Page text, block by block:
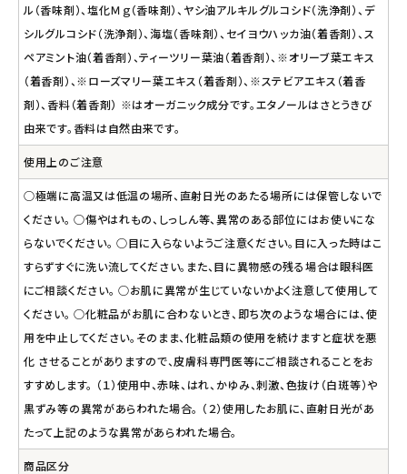
ル（香味剤）、塩化Ｍｇ（香味剤）、ヤシ油アルキルグルコシド（洗浄剤）、デ
シルグルコシド（洗浄剤）、海塩（香味剤）、セイヨウハッカ油（着香剤）、ス
ペアミント油（着香剤）、ティーツリー葉油（着香剤）、※オリーブ葉エキス
（着香剤）、※ローズマリー葉エキス（着香剤）、※ステビアエキス（着香
剤）、香料（着香剤） ※はオーガニック成分です。エタノールはさとうきび
由来です。香料は自然由来です。
使用上のご注意
○極端に高温又は低温の場所、直射日光のあたる場所には保管しないで
ください。 ○傷やはれもの、しっしん等、異常のある部位にはお使いにな
らないでください。 ○目に入らないようご注意ください。目に入った時はこ
すらずすぐに洗い流してください。また、目に異物感の残る場合は眼科医
にご相談ください。 ○お肌に異常が生じていないかよく注意して使用して
ください。 ○化粧品がお肌に合わないとき、即ち次のような場合には、使
用を中止してください。そのまま、化粧品類の使用を続けますと症状を悪
化 させることがありますので、皮膚科専門医等にご相談されることをお
すすめします。 （１）使用中、赤味、はれ、かゆみ、刺激、色抜け（白斑等）や
黒ずみ等の異常があらわれた場合。 （２）使用したお肌に、直射日光があ
たって上記のような異常があらわれた場合。
商品区分